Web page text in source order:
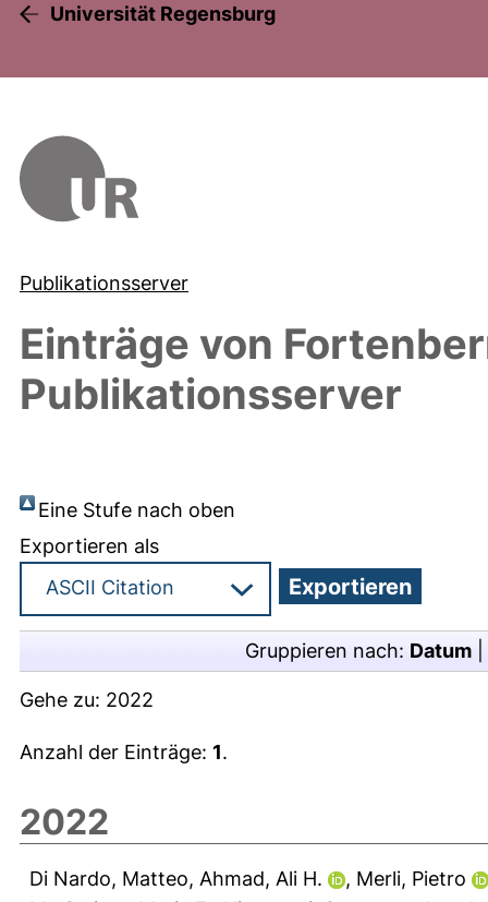
Universität Regensburg
Publikationsserver
Einträge von
Publikationsserver
Eine Stufe nach oben
Exportieren als
Gruppieren nach: Datum
Gehe zu: 2022
Anzahl der Einträge: 1.
2022
Di Nardo, Matteo, Ahmad, Ali H. , Merli, Pietro